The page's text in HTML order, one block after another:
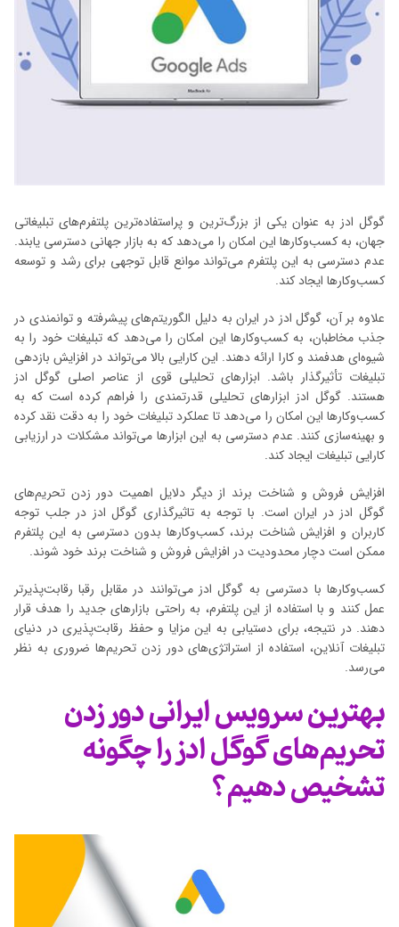
گوگل ادز به عنوان یکی از بزرگ‌ترین و پراستفاده‌ترین پلتفرم‌های تبلیغاتی
جهان، به کسب‌وکارها این امکان را می‌دهد که به بازار جهانی دسترسی یابند.
عدم دسترسی به این پلتفرم می‌تواند موانع قابل توجهی برای رشد و توسعه
کسب‌وکارها ایجاد کند.
علاوه بر آن، گوگل ادز در ایران به دلیل الگوریتم‌های پیشرفته و توانمندی در
جذب مخاطبان، به کسب‌وکارها این امکان را می‌دهد که تبلیغات خود را به
شیوه‌ای هدفمند و کارا ارائه دهند. این کارایی بالا می‌تواند در افزایش بازدهی
تبلیغات تأثیرگذار باشد. ابزارهای تحلیلی قوی از عناصر اصلی گوگل ادز
هستند. گوگل ادز ابزارهای تحلیلی قدرتمندی را فراهم کرده است که به
کسب‌وکارها این امکان را می‌دهد تا عملکرد تبلیغات خود را به دقت نقد کرده
و بهینه‌سازی کنند. عدم دسترسی به این ابزارها می‌تواند مشکلات در ارزیابی
کارایی تبلیغات ایجاد کند.
افزایش فروش و شناخت برند از دیگر دلایل اهمیت دور زدن تحریم‌های
گوگل ادز در ایران است. با توجه به تاثیرگذاری گوگل ادز در جلب توجه
کاربران و افزایش شناخت برند، کسب‌وکارها بدون دسترسی به این پلتفرم
ممکن است دچار محدودیت در افزایش فروش و شناخت برند خود شوند.
کسب‌وکارها با دسترسی به گوگل ادز می‌توانند در مقابل رقبا رقابت‌پذیرتر
عمل کنند و با استفاده از این پلتفرم، به راحتی بازارهای جدید را هدف قرار
دهند. در نتیجه، برای دستیابی به این مزایا و حفظ رقابت‌پذیری در دنیای
تبلیغات آنلاین، استفاده از استراتژی‌های دور زدن تحریم‌ها ضروری به نظر
می‌رسد.
بهترین سرویس ایرانی دور زدن
تحریم‌های گوگل ادز را چگونه
تشخیص دهیم؟